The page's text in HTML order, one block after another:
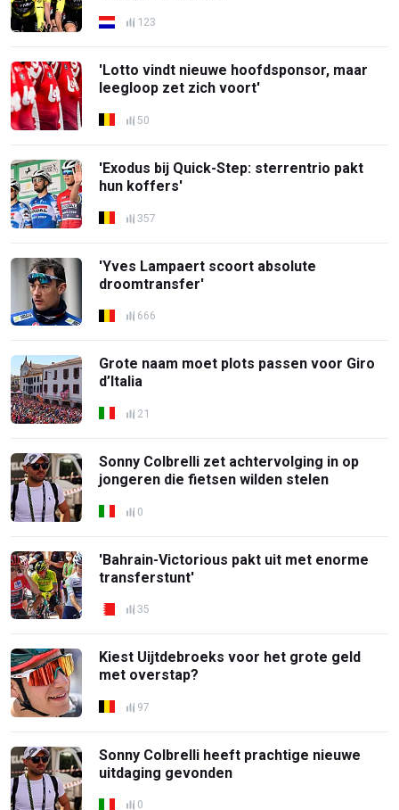
123
'Lotto vindt nieuwe hoofdsponsor, maar
leegloop zet zich voort'
50
'Exodus bij Quick-Step: sterrentrio pakt
hun koffers'
357
'Yves Lampaert scoort absolute
droomtransfer'
666
Grote naam moet plots passen voor Giro
d’Italia
21
Sonny Colbrelli zet achtervolging in op
jongeren die fietsen wilden stelen
0
'Bahrain-Victorious pakt uit met enorme
transferstunt'
35
Kiest Uijtdebroeks voor het grote geld
met overstap?
97
Sonny Colbrelli heeft prachtige nieuwe
uitdaging gevonden
0